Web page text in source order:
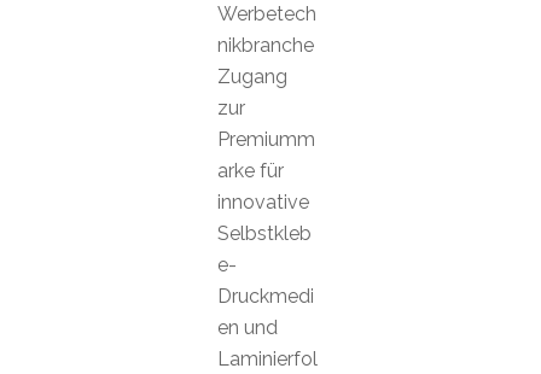
Werbetech
nikbranche
Zugang
zur
Premiumm
arke für
innovative
Selbstkleb
e-
Druckmedi
en und
Laminierfol